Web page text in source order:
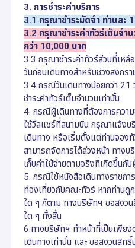
3. การชำระค่าบริการ
3.1 กรุณาชำระมัดจำ ท่านละ
3.2 กรุณาชำระค่าทัวร์เต็มจำ
กว่า 10,000 บาท
3.3 กรุณาชำระค่าทัวร์ส่วนที่เห
วันก่อนเดินทางสำหรับช่วงสงกร
3.4 กรณีวันเดินทางน้อยกว่า 21
ชำระค่าทัวร์เต็มจำนวนเท่านั้น
4. กรณีผู้เดินทางที่ต้องการควา
ใช้วีลแชร์ที่สนามบิน กรุณาแจ้งบ
เดินทาง หรือเริ่มตั้งแต่ท่านจอง
สามารถจัดการได้ล่วงหน้า ทาง
เก็บค่าใช้จ่ายตามจริงที่เกิดขึ้นกั
5. กรณีใช้หนังสือเดินทางราชกา
ท่องเที่ยวกับคณะทัวร์ หากท่านถู
ใด ๆ ก็ตาม ทางบริษัทฯ ขอสงว
ใด ๆ ทั้งสิ้น
6.ทางบริษัทฯ ทำหน้าที่เป็นเพียง
เดินทางเท่านั้น และ ขอสงวนสิท